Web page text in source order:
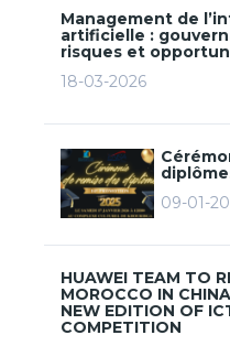
Management de
artificielle :
risques et
18-03-2026
09-01-
HUAWEI TEAM TO
MOROCCO IN
NEW EDITION OF
COMPETITION